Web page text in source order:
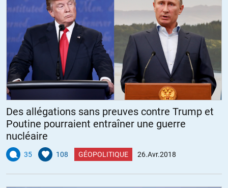
Des allégations sans preuves contre Trump et
Poutine pourraient entraîner une guerre
nucléaire
35 108 GÉOPOLITIQUE 26.Avr.2018